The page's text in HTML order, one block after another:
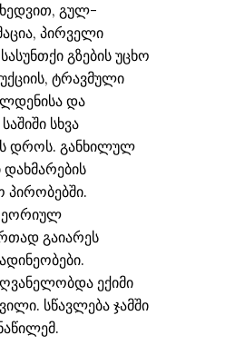
გულ-
პირველი
გზების უცხო
ტრავმული
და
სხვა
დროს. განხილულ
პირობებში.
გაიარეს
ექიმი
სწავლება ჯამში